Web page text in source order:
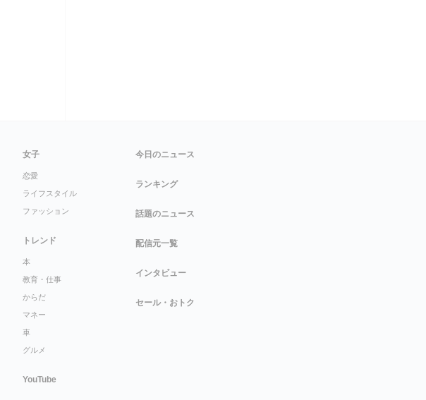
女子
恋愛
ライフスタイル
ファッション
トレンド
本
教育・仕事
からだ
マネー
車
グルメ
YouTube
今日のニュース
ランキング
話題のニュース
配信元一覧
インタビュー
セール・おトク